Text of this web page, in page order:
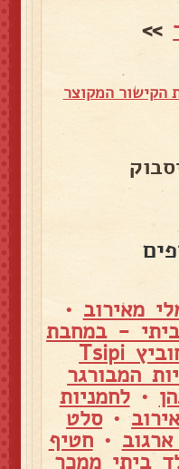
>>
הקישור המקוצר
מאירוב •
ביתי - במחבת
פסים – ציפי פיחוביץ Tsipi
המבורגר
•לחמניות
•סלט
•חטיף
ביתי ממכר